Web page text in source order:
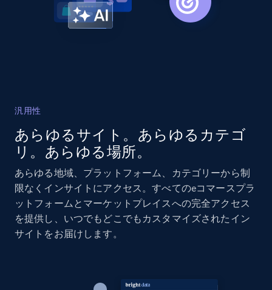
汎用性
あらゆるサイト。あらゆるカテゴ
リ。あらゆる場所。
あらゆる地域、プラットフォーム、カテゴリーから制
限なくインサイトにアクセス。すべてのeコマースプラ
ットフォームとマーケットプレイスへの完全アクセス
を提供し、いつでもどこでもカスタマイズされたイン
サイトをお届けします。